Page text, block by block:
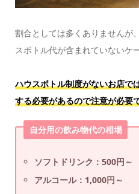
割合としては多くありませんが
スボトル代が含まれていないケ
ハウスボトル制度がないお店で
する必要があるので注意が必要
自分用の飲み物代の相場
ソフトドリンク：500円～
アルコール：1,000円～